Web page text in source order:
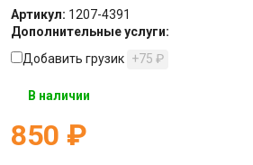
Артикул: 1207-4391
Дополнительные услуги:
Добавить грузик +75 ₽
В наличии
850 ₽